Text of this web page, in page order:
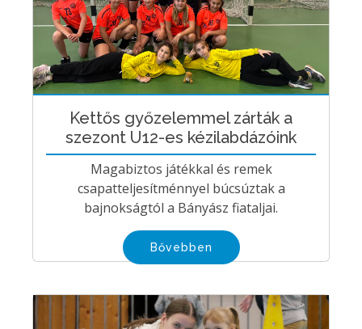
Kettős győzelemmel zárták a
szezont U12-es kézilabdázóink
Magabiztos játékkal és remek
csapatteljesítménnyel búcsúztak a
bajnokságtól a Bányász fiataljai.
Bővebben